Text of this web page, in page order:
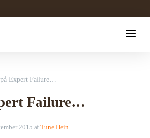
på Expert Failure…
Failure…
2015 af Tune Hein